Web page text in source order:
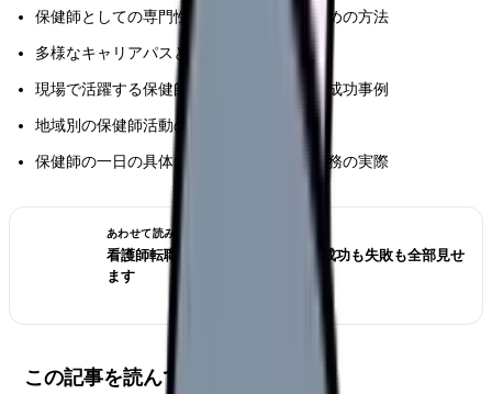
保健師としての専門性を効果的に高めるための方法
多様なキャリアパスと将来展望の可能性
現場で活躍する保健師の具体的な実践例と成功事例
地域別の保健師活動の特徴と実践方法
保健師の一日の具体的なスケジュールと業務の実際
あわせて読みたい
看護師転職のリアル体験談12選｜成功も失敗も全部見せ
ます
この記事を読んでほしい人